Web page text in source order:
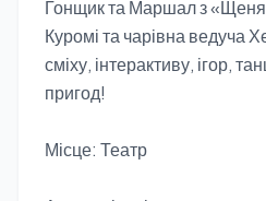
Гонщик та Маршал з
Куромі та чарівна ведуча
сміху, інтерактиву, ігор,
пригод!
Місце: Театр